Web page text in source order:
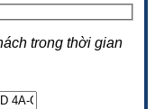
trong thời gian